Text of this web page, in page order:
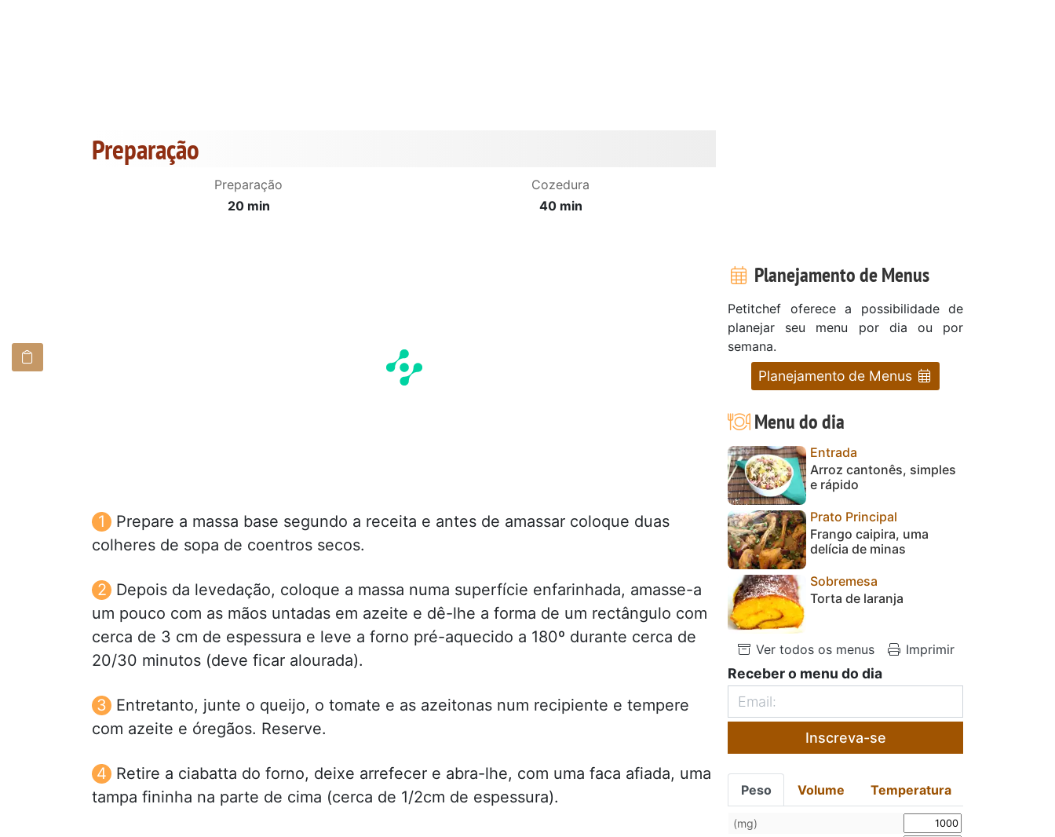
Preparação
Preparação
20 min
Cozedura
40 min
Prepare a massa base segundo a receita e antes de amassar coloque duas
colheres de sopa de coentros secos.
Depois da levedação, coloque a massa numa superfície enfarinhada, amasse-a
um pouco com as mãos untadas em azeite e dê-lhe a forma de um rectângulo com
cerca de 3 cm de espessura e leve a forno pré-aquecido a 180º durante cerca de
20/30 minutos (deve ficar alourada).
Entretanto, junte o queijo, o tomate e as azeitonas num recipiente e tempere
com azeite e óregãos. Reserve.
Retire a ciabatta do forno, deixe arrefecer e abra-lhe, com uma faca afiada, uma
tampa fininha na parte de cima (cerca de 1/2cm de espessura).
Planejamento de Menus
Petitchef oferece a possibilidade de
planejar seu menu por dia ou por
semana.
Planejamento de Menus
Menu do dia
Entrada
Arroz cantonês, simples
e rápido
Prato Principal
Frango caipira, uma
delícia de minas
Sobremesa
Torta de laranja
Ver todos os menus Imprimir
Receber o menu do dia
Inscreva-se
Peso Volume Temperatura
(mg)